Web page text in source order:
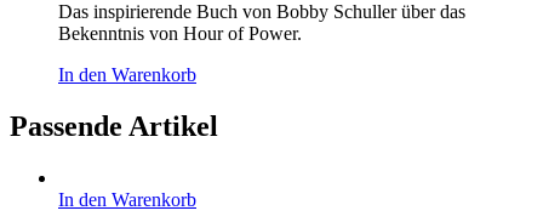
Das inspirierende Buch von Bobby Schuller über das
Bekenntnis von Hour of Power.
In den Warenkorb
Passende Artikel
In den Warenkorb